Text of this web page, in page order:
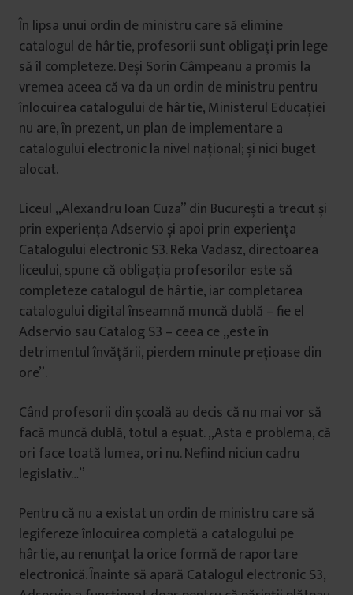
În lipsa unui ordin de ministru care să elimine
catalogul de hârtie, profesorii sunt obligați prin lege
să îl completeze. Deși Sorin Câmpeanu a promis la
vremea aceea că va da un ordin de ministru pentru
înlocuirea catalogului de hârtie, Ministerul Educației
nu are, în prezent, un plan de implementare a
catalogului electronic la nivel național; și nici buget
alocat.
Liceul „Alexandru Ioan Cuza” din București a trecut și
prin experiența Adservio și apoi prin experiența
Catalogului electronic S3. Reka Vadasz, directoarea
liceului, spune că obligația profesorilor este să
completeze catalogul de hârtie, iar completarea
catalogului digital înseamnă muncă dublă – fie el
Adservio sau Catalog S3 – ceea ce „este în
detrimentul învățării, pierdem minute prețioase din
ore”.
Când profesorii din școală au decis că nu mai vor să
facă muncă dublă, totul a eșuat. „Asta e problema, că
ori face toată lumea, ori nu. Nefiind niciun cadru
legislativ…”
Pentru că nu a existat un ordin de ministru care să
legifereze înlocuirea completă a catalogului pe
hârtie, au renunțat la orice formă de raportare
electronică. Înainte să apară Catalogul electronic S3,